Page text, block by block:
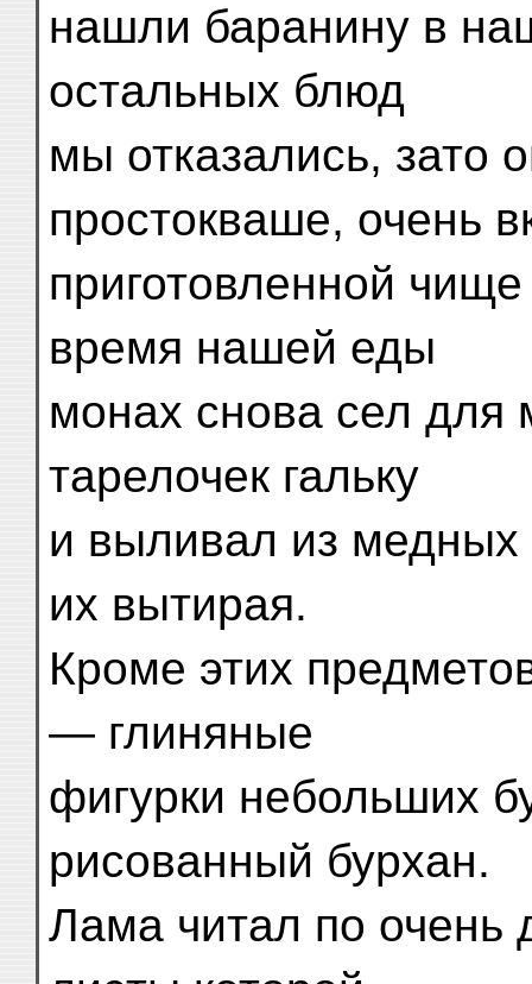
нашли баранину в
остальных блюд
мы отказались, зато
простокваше, очень
приготовленной
время нашей еды
монах снова сел
тарелочек гальку
и выливал из медных
их вытирая.
Кроме этих
— глиняные
фигурки небольших
рисованный бурхан.
Лама читал по очень